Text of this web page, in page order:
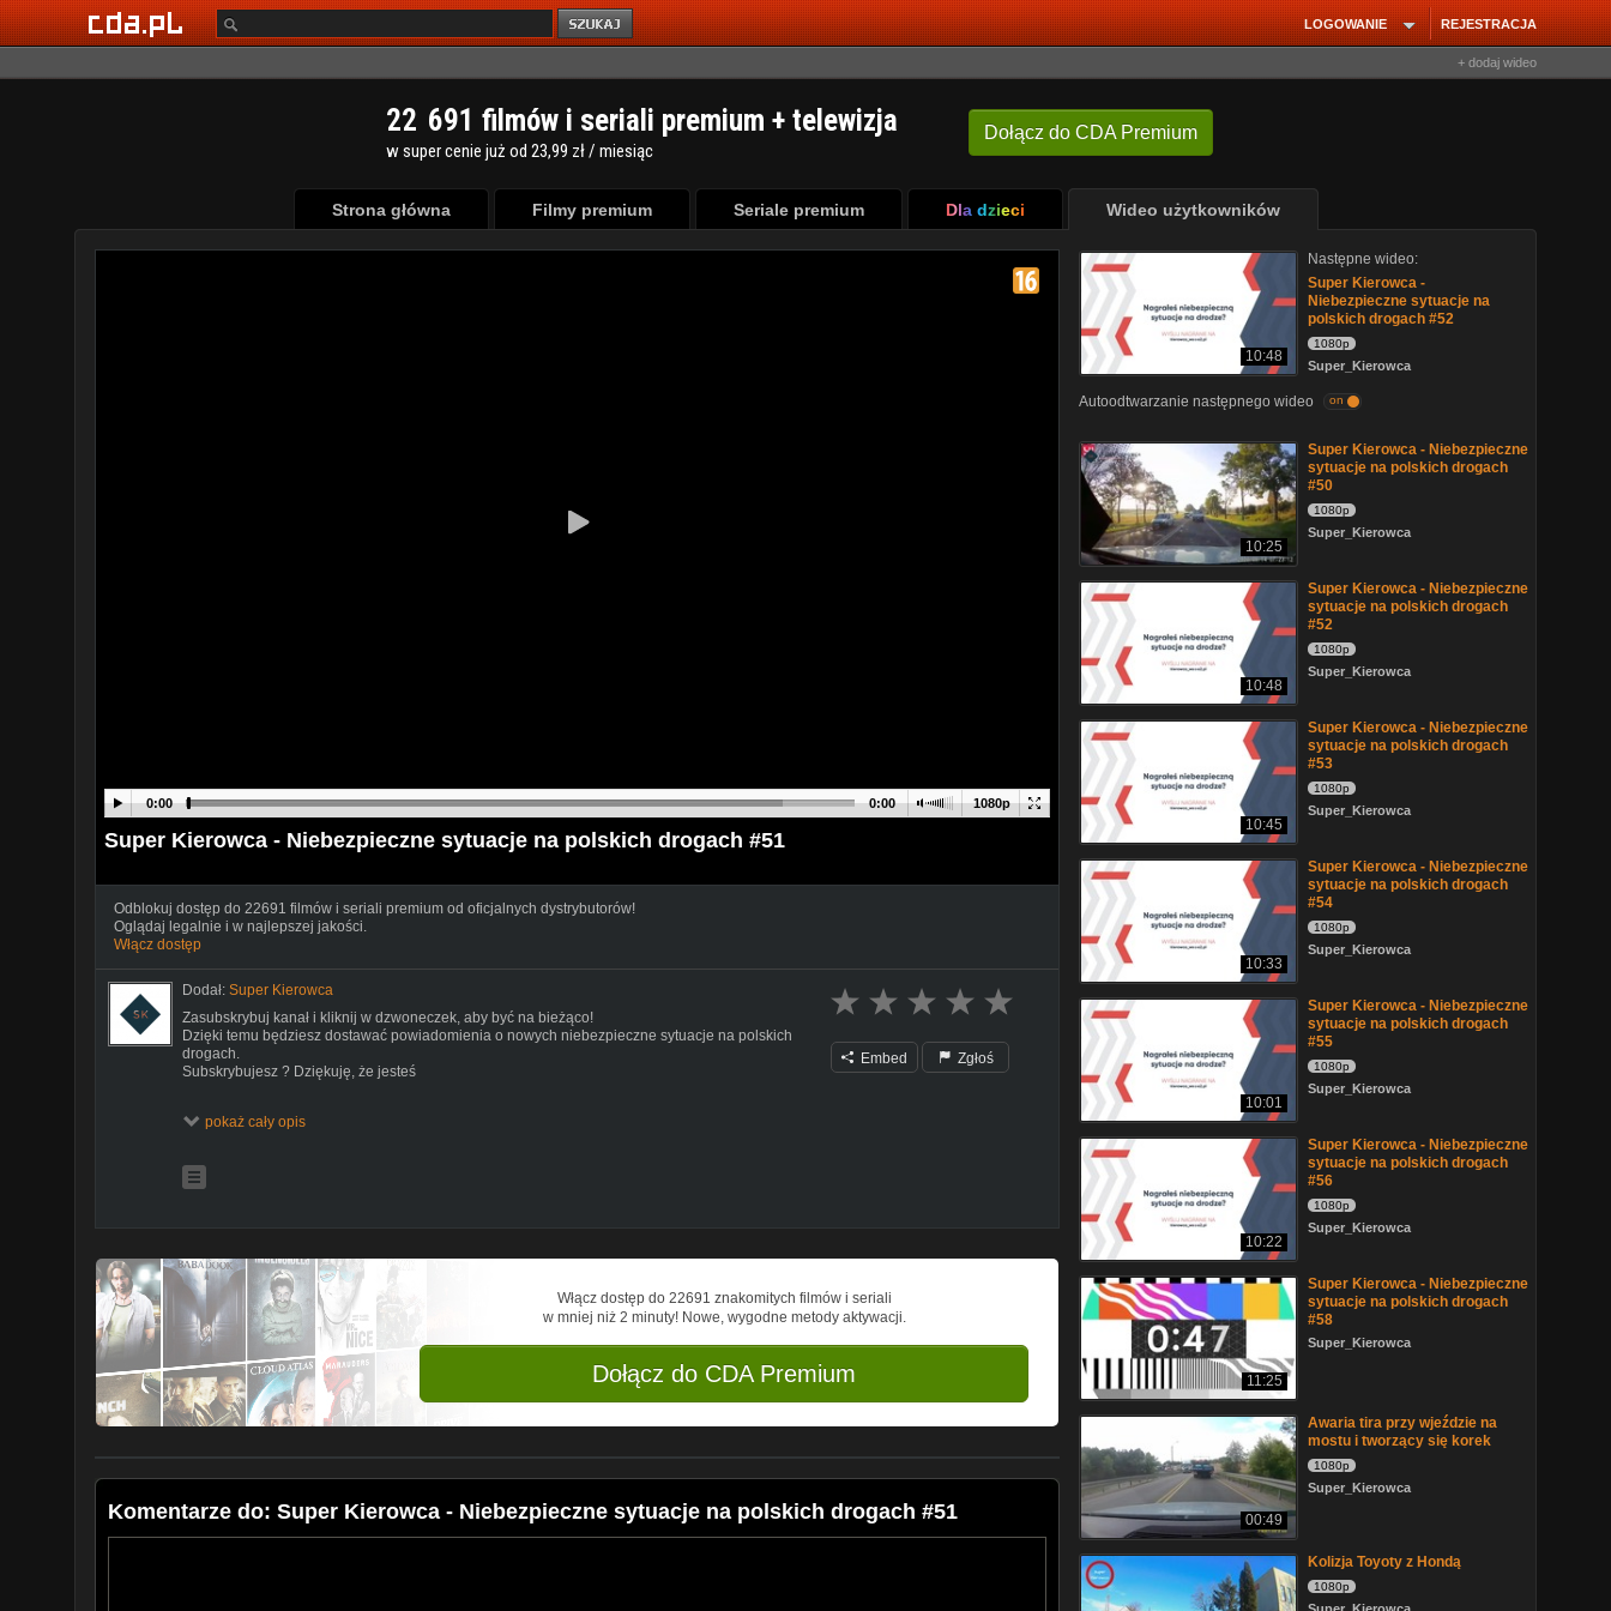
REJESTRACJA
LOGOWANIE
+ dodaj wideo
Dołącz do CDA Premium
22 691 filmów i seriali premium + telewizja
w super cenie już od 23,99 zł / miesiąc
Strona główna Filmy premium Seriale premium Dla dzieci Wideo użytkowników
1080p
0:00 0:00
Super Kierowca - Niebezpieczne sytuacje na polskich drogach #51
Odblokuj dostęp do 22691 filmów i seriali premium od oficjalnych dystrybutorów!
Oglądaj legalnie i w najlepszej jakości.
Włącz dostęp
Dodał: Super Kierowca
Zasubskrybuj kanał i kliknij w dzwoneczek, aby być na bieżąco!
Dzięki temu będziesz dostawać powiadomienia o nowych niebezpieczne sytuacje na polskich
drogach.
Subskrybujesz ? Dziękuję, że jesteś
Zarejestrowałeś niebezpieczną sytuacje?
-------------------------------------------------------------------------------------------
Error:https://linkd.pl/zr44
łódzkie ulice:https://linkd.pl/zr4z
krzych76 A:https://linkd.pl/zr47
Wojciech Zawada:
https://linkd.pl/zr4r
Ciuchcia1895:https://linkd.pl/zr49
#Agresjanadrodze #kolizje #wypadek #wypadki
pokaż cały opis
Embed Zgłoś
Włącz dostęp do 22691 znakomitych filmów i seriali
w mniej niż 2 minuty! Nowe, wygodne metody aktywacji.
Dołącz do CDA Premium
Komentarze do: Super Kierowca - Niebezpieczne sytuacje na polskich drogach #51
10:48
Następne wideo:
Super Kierowca -
Niebezpieczne sytuacje na
polskich drogach #52
1080p
Super_Kierowca
Autoodtwarzanie następnego wideo on
10:25
Super Kierowca - Niebezpieczne
sytuacje na polskich drogach
#50
1080p
Super_Kierowca
10:48
Super Kierowca - Niebezpieczne
sytuacje na polskich drogach
#52
1080p
Super_Kierowca
10:45
Super Kierowca - Niebezpieczne
sytuacje na polskich drogach
#53
1080p
Super_Kierowca
10:33
Super Kierowca - Niebezpieczne
sytuacje na polskich drogach
#54
1080p
Super_Kierowca
10:01
Super Kierowca - Niebezpieczne
sytuacje na polskich drogach
#55
1080p
Super_Kierowca
10:22
Super Kierowca - Niebezpieczne
sytuacje na polskich drogach
#56
1080p
Super_Kierowca
11:25
Super Kierowca - Niebezpieczne
sytuacje na polskich drogach
#58
Super_Kierowca
00:49
Awaria tira przy wjeździe na
mostu i tworzący się korek
1080p
Super_Kierowca
Kolizja Toyoty z Hondą
1080p